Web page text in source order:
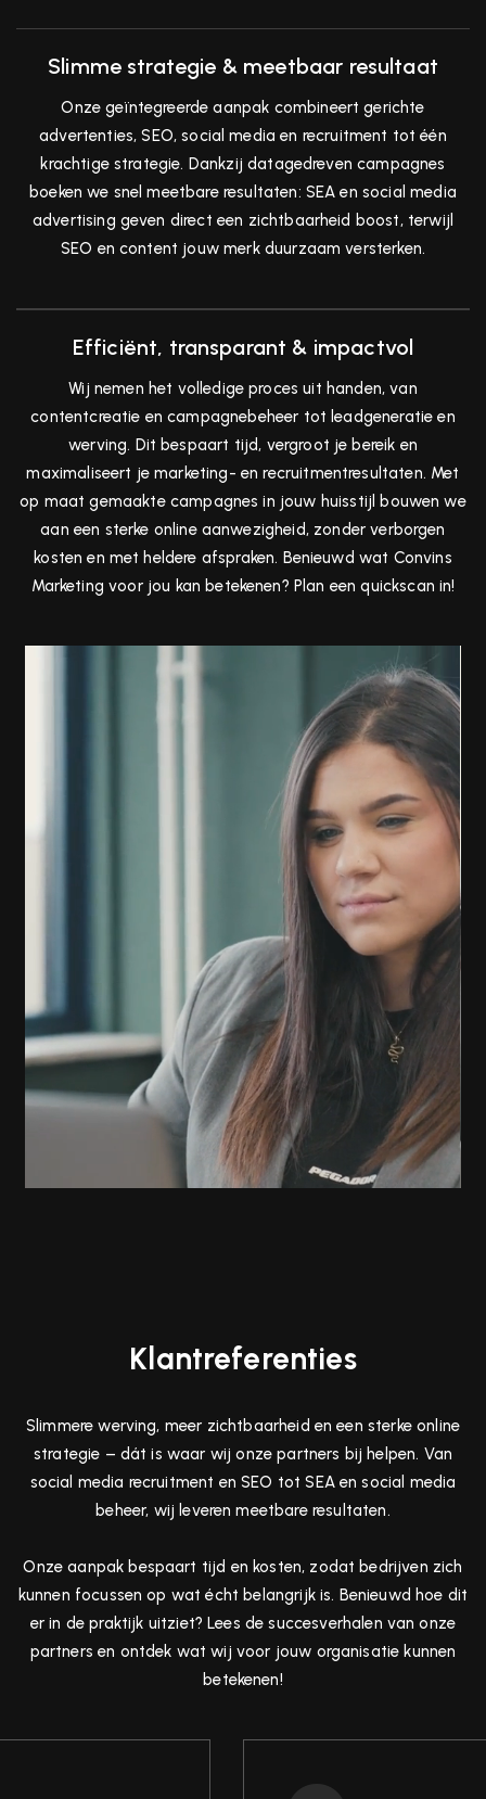
Slimme strategie & meetbaar resultaat
Onze geïntegreerde aanpak combineert gerichte
advertenties, SEO, social media en recruitment tot één
krachtige strategie. Dankzij datagedreven campagnes
boeken we snel meetbare resultaten: SEA en social media
advertising geven direct een zichtbaarheid boost, terwijl
SEO en content jouw merk duurzaam versterken.
Efficiënt, transparant & impactvol
Wij nemen het volledige proces uit handen, van
contentcreatie en campagnebeheer tot leadgeneratie en
werving. Dit bespaart tijd, vergroot je bereik en
maximaliseert je marketing- en recruitmentresultaten. Met
op maat gemaakte campagnes in jouw huisstijl bouwen we
aan een sterke online aanwezigheid, zonder verborgen
kosten en met heldere afspraken. Benieuwd wat Convins
Marketing voor jou kan betekenen? Plan een quickscan in!
Klantreferenties
Slimmere werving, meer zichtbaarheid en een sterke online
strategie – dát is waar wij onze partners bij helpen. Van
social media recruitment en SEO tot SEA en social media
beheer, wij leveren meetbare resultaten.
Onze aanpak bespaart tijd en kosten, zodat bedrijven zich
kunnen focussen op wat écht belangrijk is. Benieuwd hoe dit
er in de praktijk uitziet? Lees de succesverhalen van onze
partners en ontdek wat wij voor jouw organisatie kunnen
betekenen!